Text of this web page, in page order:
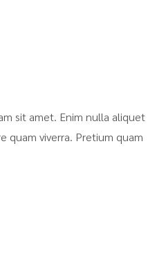
sit amet. Enim nulla aliquet
quam viverra. Pretium quam